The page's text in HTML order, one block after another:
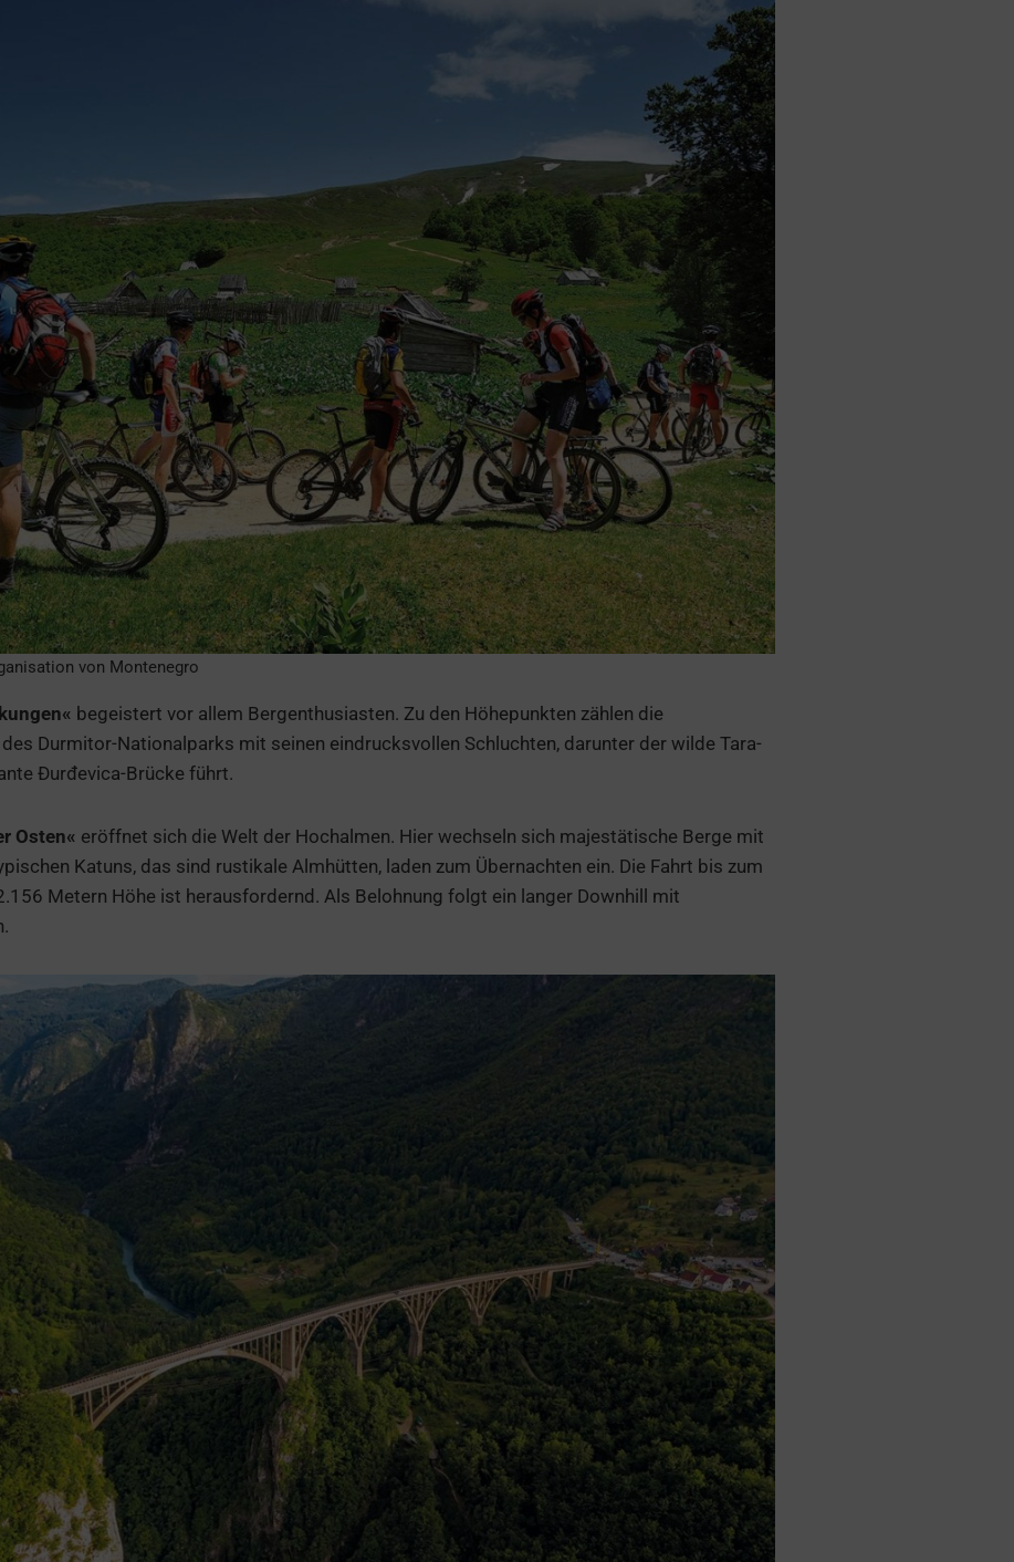
von Montenegro
begeistert vor allem Bergenthusiasten. Zu den Höhepunkten zählen die
Durmitor-Nationalparks mit seinen eindrucksvollen Schluchten, darunter der wilde Tara-
Đurđevica-Brücke führt.
Osten« eröffnet sich die Welt der Hochalmen. Hier wechseln sich majestätische Berge mit
Katuns, das sind rustikale Almhütten, laden zum Übernachten ein. Die Fahrt bis zum
Metern Höhe ist herausfordernd. Als Belohnung folgt ein langer Downhill mit